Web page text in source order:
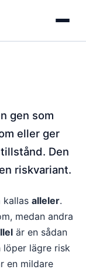
gen som
eller ger
Den
riskvariant.
kallas alleler.
medan andra
är en sådan
löper lägre risk
en mildare